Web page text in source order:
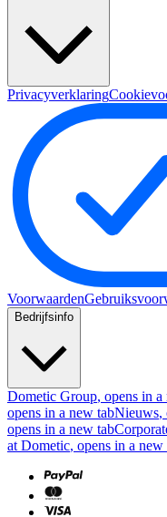
Privacyverklaring
Voorwaarden
Bedrijfsinfo
Dometic Group, opens in a
opens in a new tabNieuws,
opens in a new tab
at Dometic, opens in a new